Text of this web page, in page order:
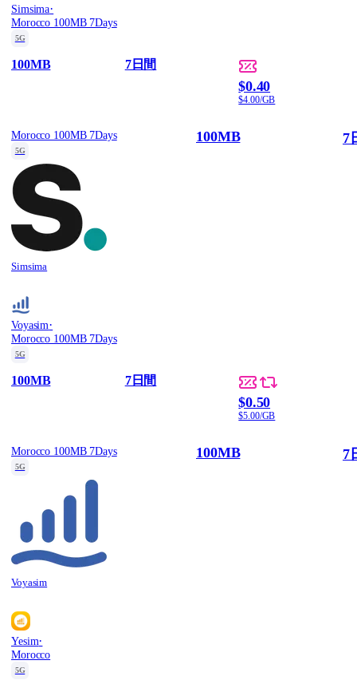
Simsima·
Morocco 100MB 7Days
5G
100MB 7日間
$0.40
$4.00/GB
Morocco 100MB 7Days
5G
Simsima
100MB 7
Voyasim·
Morocco 100MB 7Days
5G
100MB 7日間
$0.50
$5.00/GB
Morocco 100MB 7Days
5G
Voyasim
100MB 7
Yesim·
Morocco
5G